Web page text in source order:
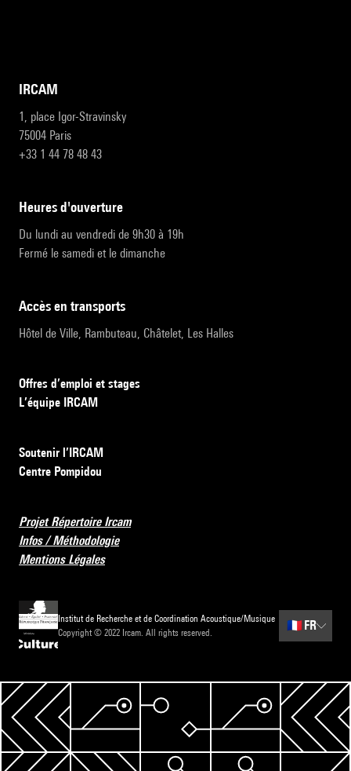
IRCAM
1, place Igor-Stravinsky
75004 Paris
+33 1 44 78 48 43
heures d'ouverture
Du lundi au vendredi de 9h30 à 19h
Fermé le samedi et le dimanche
accès en transports
Hôtel de Ville, Rambuteau, Châtelet, Les Halles
Offres d’emploi et stages
L’équipe IRCAM
Soutenir l’IRCAM
Centre Pompidou
Projet Répertoire Ircam
Infos / Méthodologie
Mentions Légales
Institut de Recherche et de Coordination Acoustique/Musique
Copyright © 2022 Ircam. All rights reserved.
🇫🇷 FR